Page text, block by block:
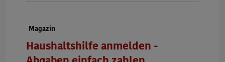
Dokumenttyp:
Magazin
Haushaltshilfe anmelden -